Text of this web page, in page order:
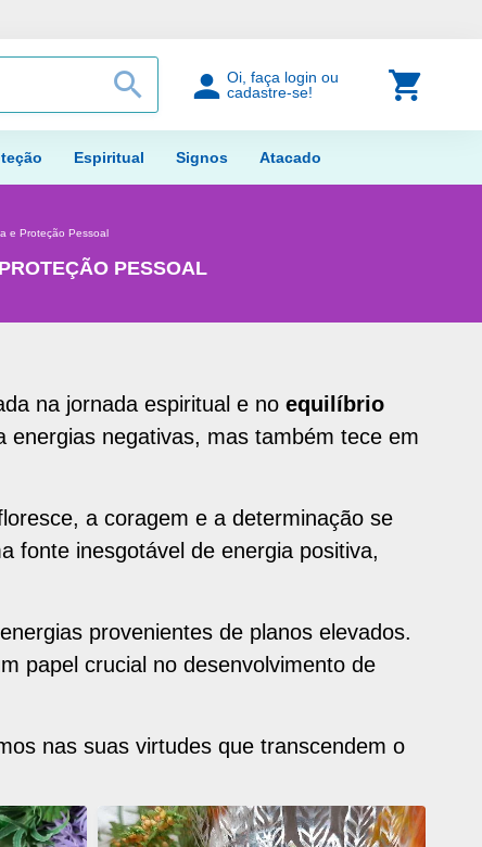
PROCURAR
Oi, faça login ou
cadastre-se!
Espiritual Signos Atacado
e Proteção Pessoal
PESSOAL
na jornada espiritual e no equilíbrio
negativas, mas também tece em
a coragem e a determinação se
fonte inesgotável de energia positiva,
provenientes de planos elevados.
papel crucial no desenvolvimento de
nas suas virtudes que transcendem o
ADICIONAR